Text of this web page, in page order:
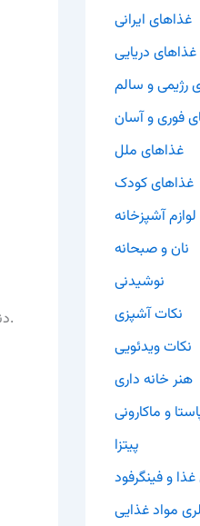
دنبال ارائه غذاهای متنوع و بین‌المللی هستند. این امر باعث شده تا تقاضا برای آشپزها با تخصص‌های مختلف افزایش یابد.
غذاهای ایرانی
غذاهای دریایی
رژیمی و سالم
فوری و آسان
غذاهای ملل
غذاهای کودک
لوازم آشپزخانه
نان و صبحانه
نوشیدنی
نکات آشپزی
نکات ویدئویی
هنر خانه داری
و ماکارونی
پیتزا
و فینگرفود
مواد غذایی